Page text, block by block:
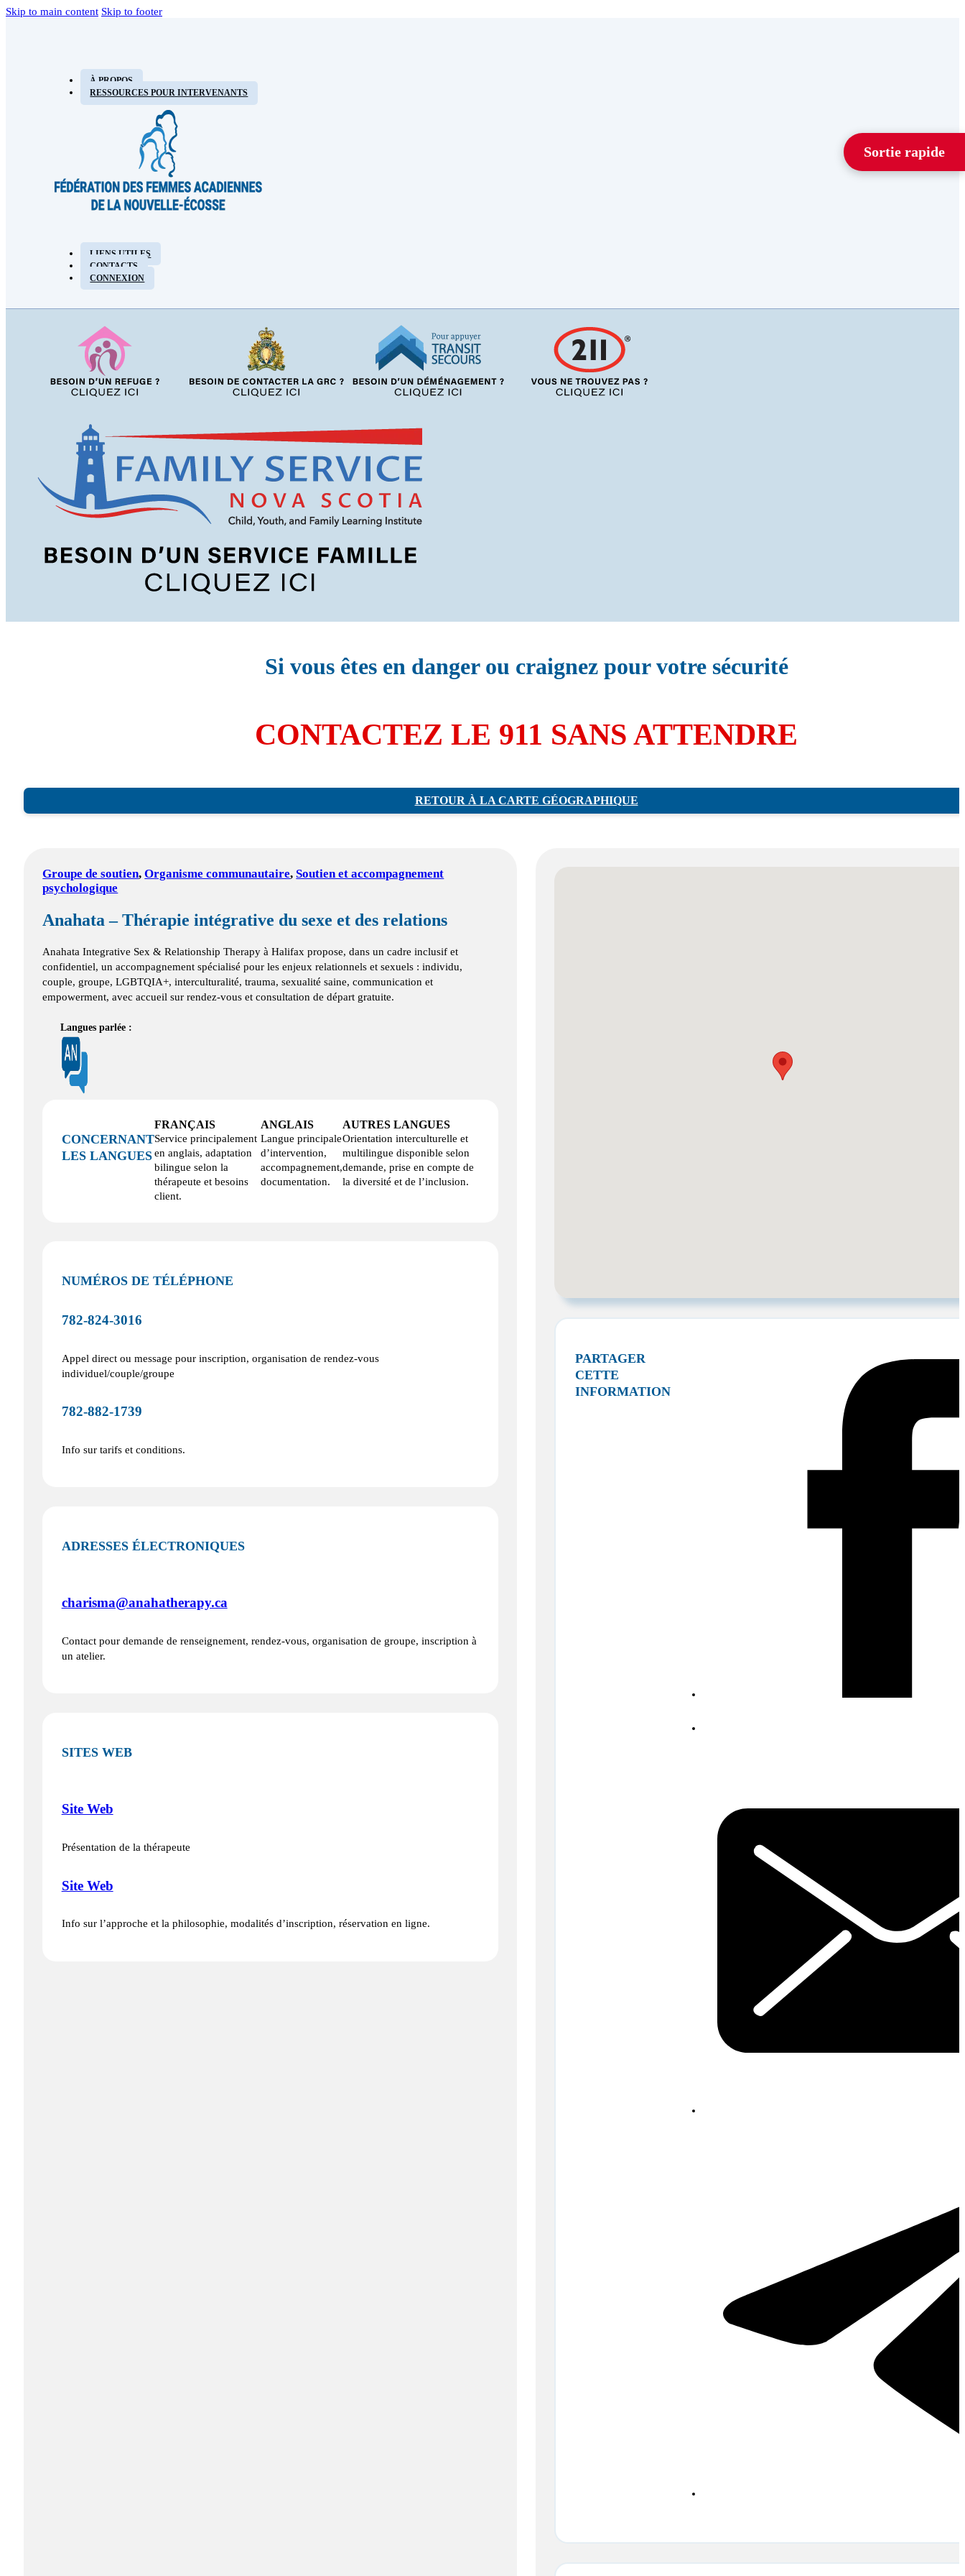
Skip to main content Skip to footer
À PROPOS
RESSOURCES POUR INTERVENANTS
LIENS UTILES
CONTACTS
CONNEXION
Si vous êtes en danger ou craignez pour votre sécurité
CONTACTEZ LE 911 SANS ATTENDRE
RETOUR À LA CARTE GÉOGRAPHIQUE
PARTAGER
CETTE
INFORMATION
Groupe de soutien,Organisme communautaire, Soutien et accompagnement
psychologique
Anahata – Thérapie intégrative du sexe et des relations
Anahata Integrative Sex & Relationship Therapy à Halifax propose, dans un cadre inclusif et
confidentiel, un accompagnement spécialisé pour les enjeux relationnels et sexuels : individu,
couple, groupe, LGBTQIA+, interculturalité, trauma, sexualité saine, communication et
empowerment, avec accueil sur rendez-vous et consultation de départ gratuite.
Langues parlée :
CONCERNANT
LES LANGUES
FRANÇAIS
Service principalement
en anglais, adaptation
bilingue selon la
thérapeute et besoins
client.
ANGLAIS
Langue principale
d’intervention,
accompagnement,
documentation.
AUTRES LANGUES
Orientation interculturelle et
multilingue disponible selon
demande, prise en compte de
la diversité et de l’inclusion.
NUMÉROS DE TÉLÉPHONE
782‑824‑3016
Appel direct ou message pour inscription, organisation de rendez-vous
individuel/couple/groupe
782‑882‑1739
Info sur tarifs et conditions.
ADRESSES ÉLECTRONIQUES
charisma@anahatherapy.ca
Contact pour demande de renseignement, rendez‑vous, organisation de groupe, inscription à
un atelier.
SITES WEB
Site Web
Présentation de la thérapeute
Site Web
Info sur l’approche et la philosophie, modalités d’inscription, réservation en ligne.
Sortie rapide